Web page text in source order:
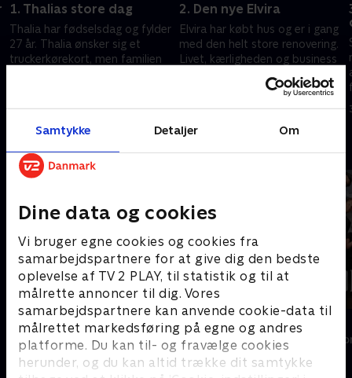
Samtykke Detaljer Om
Dine data og cookies
Vi bruger egne cookies og cookies fra
samarbejdspartnere for at give dig den bedste
oplevelse af TV 2 PLAY, til statistik og til at
målrette annoncer til dig. Vores
samarbejdspartnere kan anvende cookie-data til
målrettet markedsføring på egne og andres
platforme. Du kan til- og fravælge cookies
herunder, og du kan altid trække dit samtykke
1. Thalias store dag
Thalia har fødselsdag og fylder
27 år. Thalia ønsker sig et
truckerkørekort, men familien
2. Den nye Elvira
Elvira har købt hus og er i gang
med den helt store renovering.
Livet, kærligheden og business
til familiemiddag hos sin mor.
Andre så også
Diamantfamilien - fanget i Dubai
Reality • 1 sæsoner
Forræder
Reality • 4